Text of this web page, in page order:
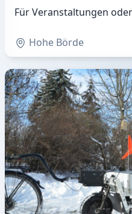
Für Veranstaltungen
Hohe Börde